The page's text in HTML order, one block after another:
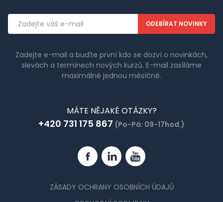
Emailová
adresa
Zadejte e-mail a buďte první kdo se dozví o novinkách,
slevách a termínech nových kurzů. E-mail zasíláme
maximálně jednou měsíčně.
MÁTE NĚJAKÉ OTÁZKY?
+420 731 175 867 (Po-Pá: 09-17hod.)
FacebookLinkedinYouTube
ZÁSADY OCHRANY OSOBNÍCH ÚDAJŮ